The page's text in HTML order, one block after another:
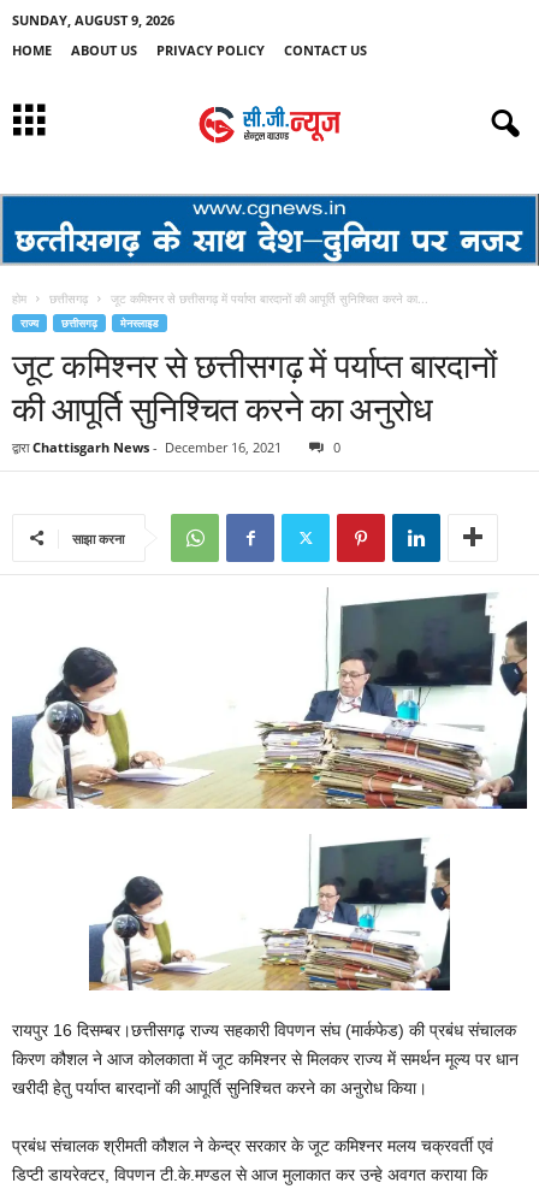
SUNDAY, AUGUST 9, 2026
HOME
ABOUT US PRIVACY POLICY CONTACT US
होम छत्तीसगढ़ जूट कमिश्नर से छत्तीसगढ़ में पर्याप्त बारदानों की आपूर्ति सुनिश्चित करने का...
राज्य छत्तीसगढ़ मेनस्लाइड
जूट कमिश्नर से छत्तीसगढ़ में पर्याप्त बारदानों
की आपूर्ति सुनिश्चित करने का अनुरोध
द्वारा Chattisgarh News - December 16, 2021 0
साझा करना
रायपुर 16 दिसम्बर।छत्तीसगढ़ राज्य सहकारी विपणन संघ (मार्कफेड) की प्रबंध संचालक
किरण कौशल ने आज कोलकाता में जूट कमिश्नर से मिलकर राज्य में समर्थन मूल्य पर धान
खरीदी हेतु पर्याप्त बारदानों की आपूर्ति सुनिश्चित करने का अऩुरोध किया।
प्रबंध संचालक श्रीमती कौशल ने केन्द्र सरकार के जूट कमिश्नर मलय चक्रवर्ती एवं
डिप्टी डायरेक्टर, विपणन टी.के.मण्डल से आज मुलाकात कर उन्हे अवगत कराया कि